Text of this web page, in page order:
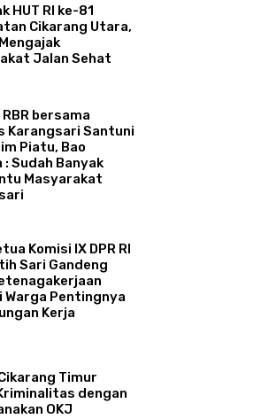
HUT RI ke-81
Cikarang Utara,
Jalan Sehat
RBR bersama
Karangsari Santuni
Piatu, Bao
: Sudah Banyak
Masyarakat
Komisi IX DPR RI
Sari Gandeng
Warga Pentingnya
Kerja
Timur
dengan
OKJ